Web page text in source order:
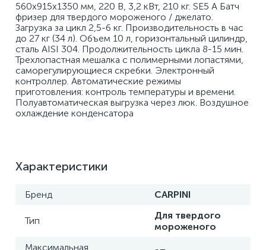
560x915x1350 мм, 220 В, 3,2 кВт, 210 кг. SE5 A Батч
фризер для твердого мороженого / джелато.
Загрузка за цикл 2,5-6 кг. Производительность в час
до 27 кг (34 л). Объем 10 л, горизонтальный цилиндр,
сталь AISI 304. Продолжительность цикла 8-15 мин.
Трехлопастная мешалка с полимерными лопастями,
саморегулирующиеся скребки. Электронный
контроллер. Автоматические режимы
приготовления: контроль температуры и времени.
Полуавтоматическая выгрузка через люк. Воздушное
охлаждение конденсатора
Характеристики
Бренд CARPINI
Тип
Для твердого
мороженого
Максимальная